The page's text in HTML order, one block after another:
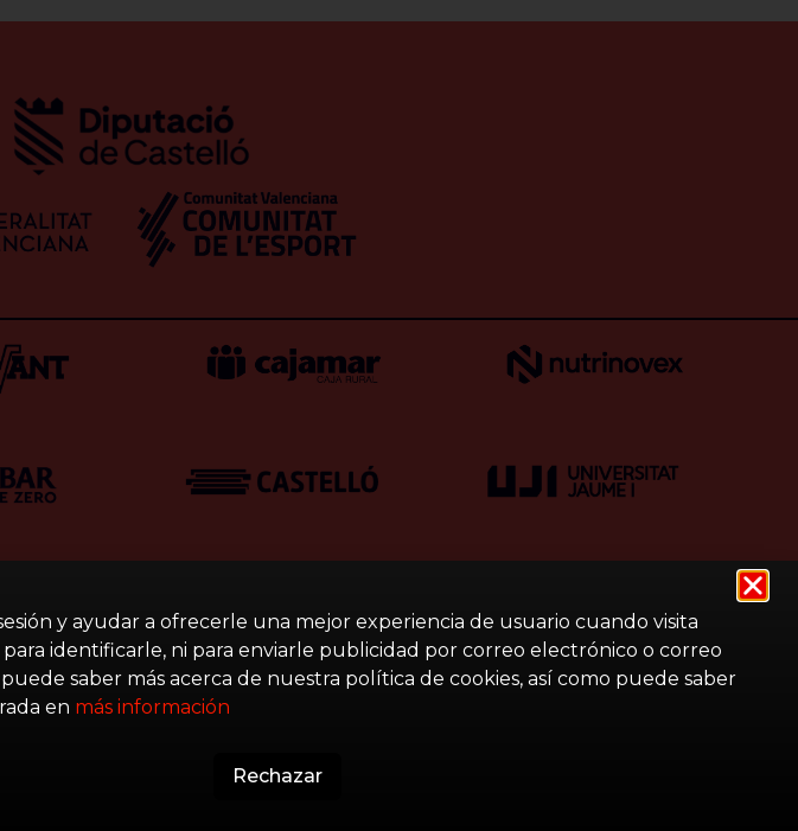
y ayudar a ofrecerle una mejor experiencia de usuario cuando visita
identificarle, ni para enviarle publicidad por correo electrónico o correo
saber más acerca de nuestra política de cookies, así como puede saber
en más información
Rechazar